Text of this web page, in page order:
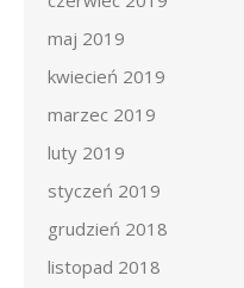
maj 2019
kwiecień 2019
marzec 2019
luty 2019
styczeń 2019
grudzień 2018
listopad 2018